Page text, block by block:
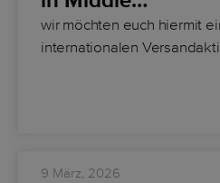
wir möchten euch hiermit
internationalen
9 März, 2026